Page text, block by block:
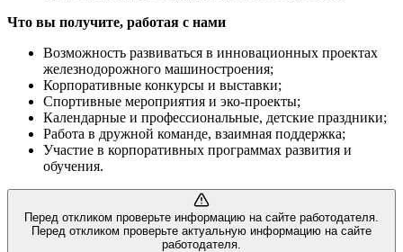
Что вы получите, работая с нами
Возможность развиваться в инновационных проектах
железнодорожного машиностроения;
Корпоративные конкурсы и выставки;
Спортивные мероприятия и эко-проекты;
Календарные и профессиональные, детские праздники;
Работа в дружной команде, взаимная поддержка;
Участие в корпоративных программах развития и
обучения.
Перед откликом проверьте информацию на сайте работодателя.
Перед откликом проверьте актуальную информацию на сайте
работодателя.